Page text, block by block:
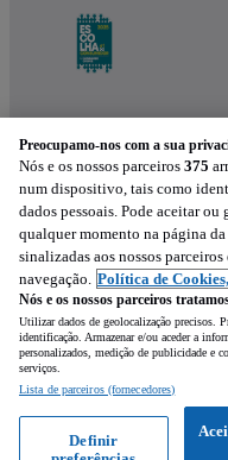
Preocupamo-nos com a sua
Nós e os nossos parceiros 375
num dispositivo, tais como
dados pessoais. Pode aceitar
qualquer momento na página
sinalizadas aos nossos
navegação. Política de Cookies,
Nós e os nossos parceiros
Utilizar dados de geolocalização precisos.
identificação. Armazenar e/ou aceder a
personalizados, medição de publicidade e
serviços.
Lista de parceiros (fornecedores)
Definir